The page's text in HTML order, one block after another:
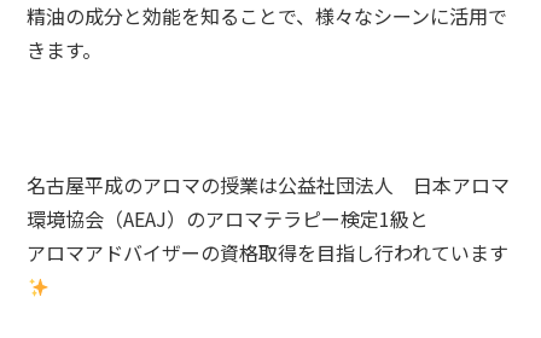
精油の成分と効能を知ることで、様々なシーンに活用で
きます。
名古屋平成のアロマの授業は公益社団法人 日本アロマ
環境協会（AEAJ）のアロマテラピー検定1級と
アロマアドバイザーの資格取得を目指し行われています